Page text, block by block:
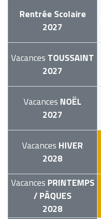
Rentrée Scolaire
2027
Vacances TOUSSAINT
2027
Vacances NOËL
2027
Vacances HIVER
2028
Vacances PRINTEMPS
/ PÂQUES
2028